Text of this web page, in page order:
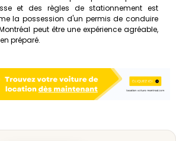
et des règles de stationnement est
la possession d'un permis de conduire
peut être une expérience agréable,
préparé.